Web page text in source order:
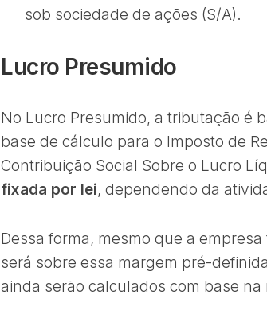
sob sociedade de ações (S/A).
Lucro Presumido
No Lucro Presumido, a tributação é
base de cálculo para o Imposto de
Contribuição Social Sobre o Lucro
fixada por lei, dependendo da
Dessa forma, mesmo que a
será sobre essa margem pré-
ainda serão calculados com base na